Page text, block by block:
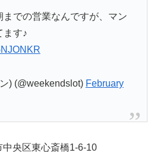
での営業なんですが、マン
ます♪
) (@weekendslot) February
央区東心斎橋1-6-10